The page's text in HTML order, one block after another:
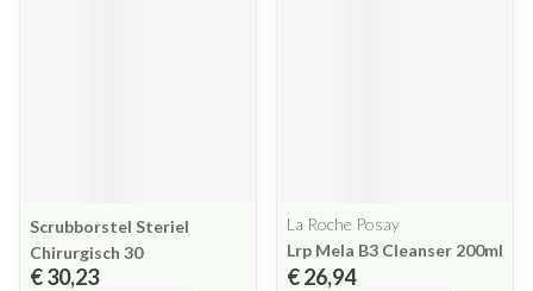
Scrubborstel Steriel
Chirurgisch 30
€ 30,23
La Roche Posay
Lrp Mela B3 Cleanser 200ml
€ 26,94